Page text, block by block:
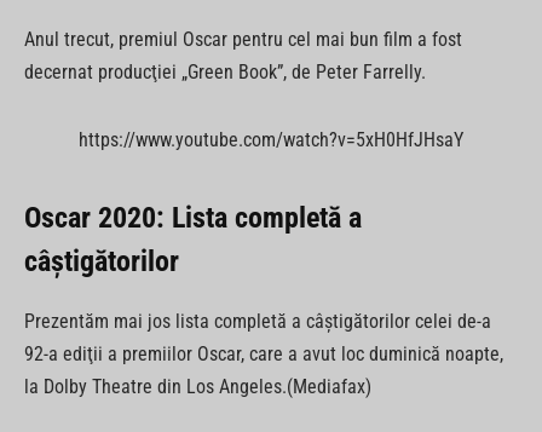
Anul trecut, premiul Oscar pentru cel mai bun film a fost
decernat producţiei „Green Book”, de Peter Farrelly.
https://www.youtube.com/watch?v=5xH0HfJHsaY
Oscar 2020: Lista completă a
câştigătorilor
Prezentăm mai jos lista completă a câştigătorilor celei de-a
92-a ediţii a premiilor Oscar, care a avut loc duminică noapte,
la Dolby Theatre din Los Angeles.(Mediafax)